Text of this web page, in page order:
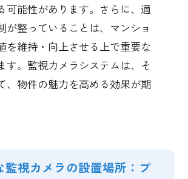
可能性があります。さらに、適
が整っていることは、マンショ
を維持・向上させる上で重要な
す。監視カメラシステムは、そ
、物件の魅力を高める効果が期
監視カメラの設置場所：プ